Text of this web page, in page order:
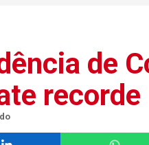
de
recorde